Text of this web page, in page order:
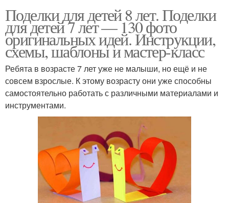
Поделки для детей 8 лет. Поделки
для детей 7 лет — 130 фото
оригинальных идей. Инструкции,
схемы, шаблоны и мастер-класс
Ребята в возрасте 7 лет уже не малыши, но ещё и не
совсем взрослые. К этому возрасту они уже способны
самостоятельно работать с различными материалами и
инструментами.